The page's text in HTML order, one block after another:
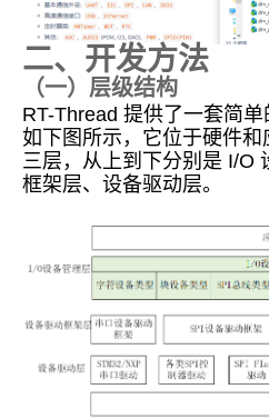
二、开发方法
（一）层级结构
RT-Thread 提供了一套简单
如下图所示，它位于硬件
三层，从上到下分别是 I/O
框架层、设备驱动层。